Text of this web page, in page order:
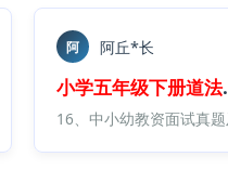
阿 阿丘*长
小学五年级下册道法.